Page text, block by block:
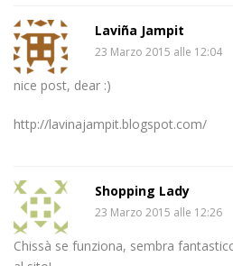
Laviña Jampit
23 Marzo 2015 alle 12:04
nice post, dear :)
http://lavinajampit.blogspot.com/
Shopping Lady
23 Marzo 2015 alle 12:26
Chissà se funziona, sembra